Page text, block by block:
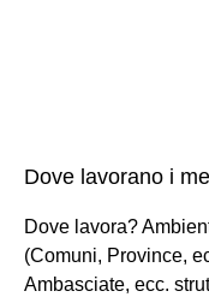
Dove lavorano i
Dove lavora?
(Comuni, Province,
Ambasciate, ecc.